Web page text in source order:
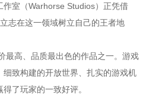
室（Warhorse Studios）正凭借
志在这一领域树立自己的王者地
高、品质最出色的作品之一。游戏
致构建的开放世界、扎实的游戏机
了玩家的一致好评。